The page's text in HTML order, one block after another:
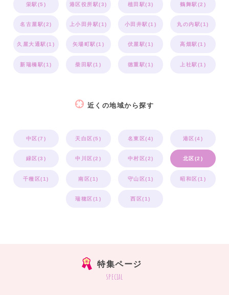
栄駅(5) 港区役所駅(3) 植田駅(3) 鶴舞駅(2)
名古屋駅(2) 上小田井駅(1) 小田井駅(1) 丸の内駅(1)
久屋大通駅(1) 矢場町駅(1) 伏屋駅(1) 高畑駅(1)
新瑞橋駅(1) 柴田駅(1) 徳重駅(1) 上社駅(1)
近くの地域から探す
中区(7) 天白区(5) 名東区(4) 港区(4)
緑区(3) 中川区(2) 中村区(2) 北区(2)
千種区(1) 南区(1) 守山区(1) 昭和区(1)
瑞穂区(1) 西区(1)
特集ページ
special